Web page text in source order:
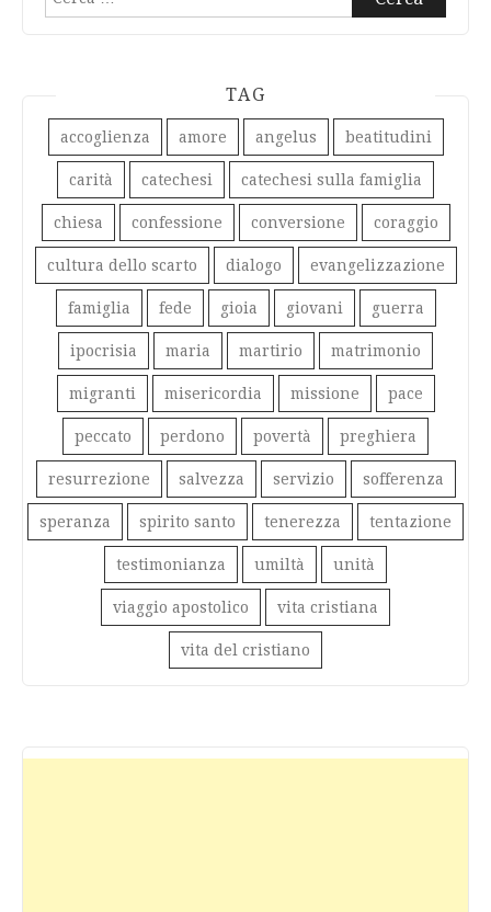
per:
TAG
accoglienza amore angelus beatitudini
carità catechesi catechesi sulla famiglia
chiesa confessione conversione coraggio
cultura dello scarto dialogo evangelizzazione
famiglia fede gioia giovani guerra
ipocrisia maria martirio matrimonio
migranti misericordia missione pace
peccato perdono povertà preghiera
resurrezione salvezza servizio sofferenza
speranza spirito santo tenerezza tentazione
testimonianza umiltà unità
viaggio apostolico vita cristiana
vita del cristiano